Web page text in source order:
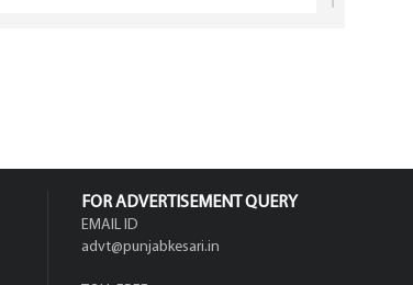
FOR ADVERTISEMENT QUERY
EMAIL ID
advt@punjabkesari.in